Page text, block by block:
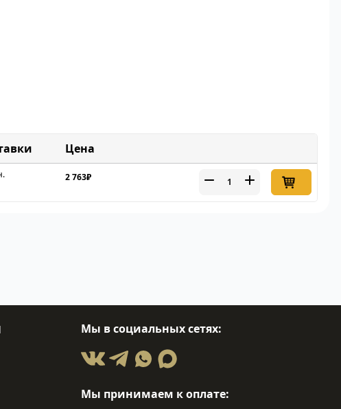
Цена
2 763₽
Мы в социальных сетях:
Мы принимаем к оплате: